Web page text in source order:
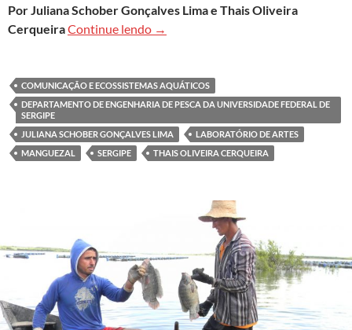
Por Juliana Schober Gonçalves Lima e Thais Oliveira
CerqueiraContinue lendo O manguezal no asfalto: um chão
→
COMUNICAÇÃO E ECOSSISTEMAS AQUÁTICOS
DEPARTAMENTO DE ENGENHARIA DE PESCA DA UNIVERSIDADE FEDERAL DE
SERGIPE
JULIANA SCHOBER GONÇALVES LIMA
LABORATÓRIO DE ARTES
MANGUEZAL
SERGIPE THAIS OLIVEIRA CERQUEIRA